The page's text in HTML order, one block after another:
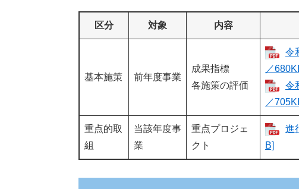
区分 対象 内容
基本施策 前年度事業
成果指標
各施策の評価
令
／
令
／
重点的取
組
当該年度事
業
重点プロジェ
クト
進
B]